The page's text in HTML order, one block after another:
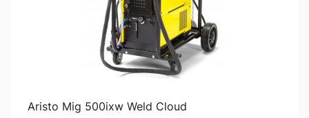
Aristo Mig 500ixw Weld Cloud